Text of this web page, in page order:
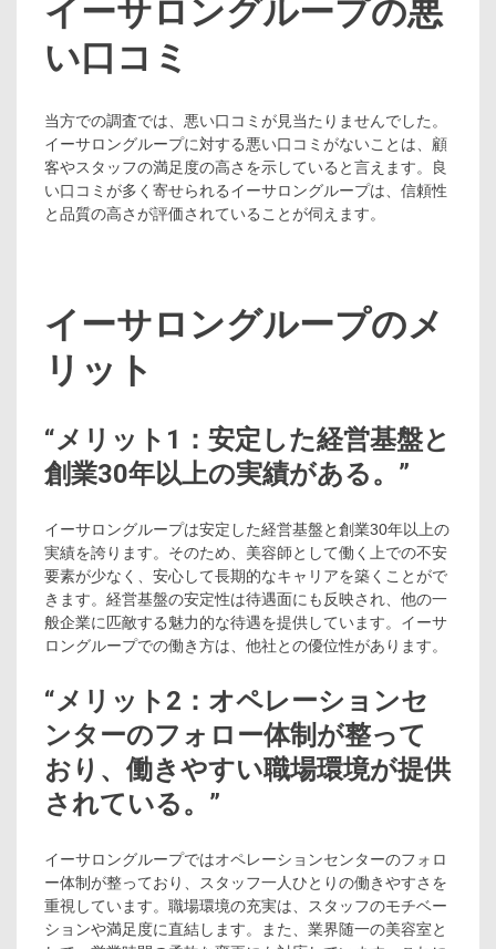
イーサロングループの悪
い口コミ
当方での調査では、悪い口コミが見当たりませんでした。
イーサロングループに対する悪い口コミがないことは、顧
客やスタッフの満足度の高さを示していると言えます。良
い口コミが多く寄せられるイーサロングループは、信頼性
と品質の高さが評価されていることが伺えます。
イーサロングループのメ
リット
“メリット1：安定した経営基盤と
創業30年以上の実績がある。”
イーサロングループは安定した経営基盤と創業30年以上の
実績を誇ります。そのため、美容師として働く上での不安
要素が少なく、安心して長期的なキャリアを築くことがで
きます。経営基盤の安定性は待遇面にも反映され、他の一
般企業に匹敵する魅力的な待遇を提供しています。イーサ
ロングループでの働き方は、他社との優位性があります。
“メリット2：オペレーションセ
ンターのフォロー体制が整って
おり、働きやすい職場環境が提供
されている。”
イーサロングループではオペレーションセンターのフォロ
ー体制が整っており、スタッフ一人ひとりの働きやすさを
重視しています。職場環境の充実は、スタッフのモチベー
ションや満足度に直結します。また、業界随一の美容室と